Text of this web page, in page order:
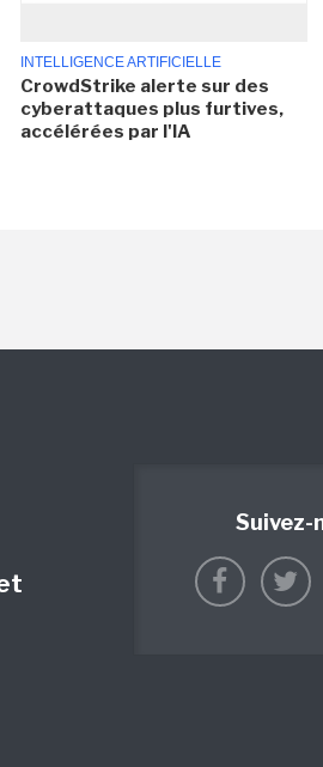
INTELLIGENCE ARTIFICIELLE
CrowdStrike alerte sur des
cyberattaques plus furtives,
accélérées par l'IA
Suivez-